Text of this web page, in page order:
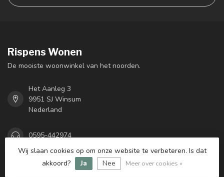
Rispens Wonen
De mooiste woonwinkel van het noorden.
Het Aanleg 3
9951 SJ Winsum
Nederland
0595-442974
info@rispenswinsum.nl
Wij slaan cookies op om onze website te verbeteren. Is dat
akkoord?
Ja Nee Meer over cookies »